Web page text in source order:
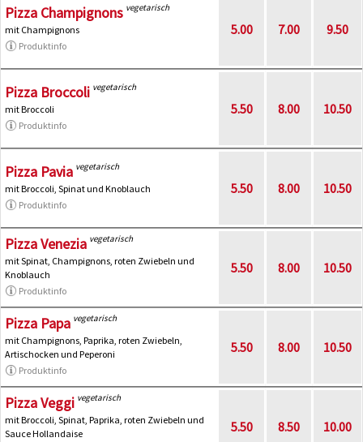
Pizza Champignons vegetarisch
mit Champignons
Produktinfo
5.00 7.00 9.50
Pizza Broccoli vegetarisch
mit Broccoli
Produktinfo
5.50 8.00 10.50
Pizza Pavia vegetarisch
mit Broccoli, Spinat und Knoblauch
Produktinfo
5.50 8.00 10.50
Pizza Venezia vegetarisch
mit Spinat, Champignons, roten Zwiebeln und
Knoblauch
Produktinfo
5.50 8.00 10.50
Pizza Papa vegetarisch
mit Champignons, Paprika, roten Zwiebeln,
Artischocken und Peperoni
Produktinfo
5.50 8.00 10.50
Pizza Veggi vegetarisch
mit Broccoli, Spinat, Paprika, roten Zwiebeln und
Sauce Hollandaise
5.50 8.50 10.00